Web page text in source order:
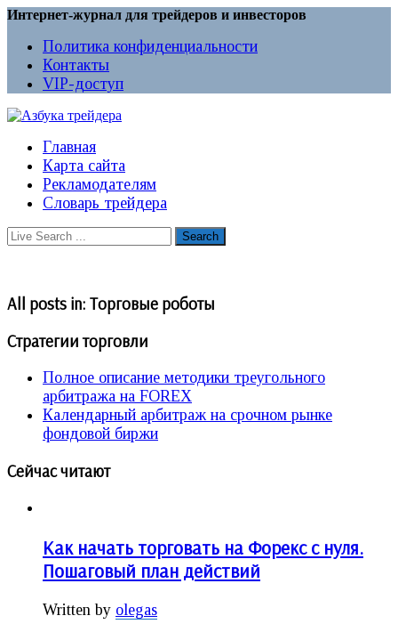
Интернет-журнал для трейдеров и инвесторов
Политика конфиденциальности
Контакты
VIP-доступ
Главная
Карта сайта
Рекламодателям
Словарь трейдера
All posts in: Торговые роботы
Стратегии торговли
Полное описание методики треугольного
арбитража на FOREX
Календарный арбитраж на срочном рынке
фондовой биржи
Сейчас читают
Как начать торговать на Форекс с нуля.
Пошаговый план действий
Written by olegas